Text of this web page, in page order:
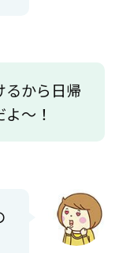
るから日帰
～！